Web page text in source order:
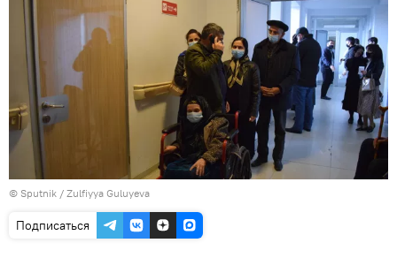
© Sputnik / Zulfiyya Guluyeva
Подписаться